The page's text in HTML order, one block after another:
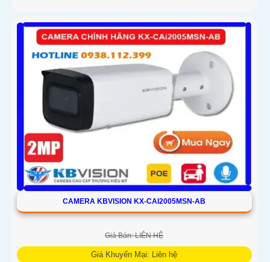
CAMERA KBVISION KX-CAI2005MSN-AB
Giá Bán: LIÊN HỆ
Giá Khuyến Mại: Liên hệ